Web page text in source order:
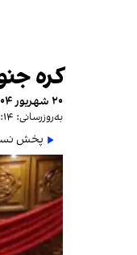
کره
۲۰ شهریور ۱۴۰۴، ۱۳:۰۰ (‎+۱ گرینویچ)
به‌روزرسانی: ۰۱:۱۴ (‎+۰ گرینویچ)
پخش